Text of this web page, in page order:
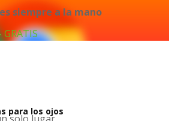
siempre a la mano
para los ojos